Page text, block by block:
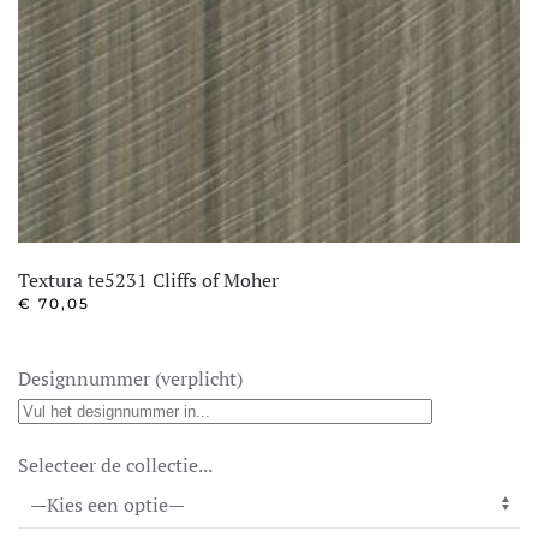
Textura te5231 Cliffs of Moher
€ 70,05
Designnummer (verplicht)
Selecteer de collectie...